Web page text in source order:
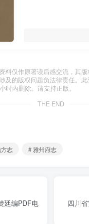
料仅作原著读后感交流，其
及的版权问题负法律责任。
时内删除。请支持正版。
THE END
志 # 雅州府志
廷编PDF电
四川